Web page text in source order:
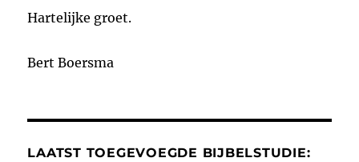
Hartelijke groet.
Bert Boersma
LAATST TOEGEVOEGDE BIJBELSTUDIE: